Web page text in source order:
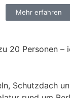
Mehr erfahren
20 Personen –
Schutzdach